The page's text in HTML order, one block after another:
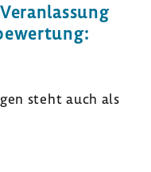
steht auch als